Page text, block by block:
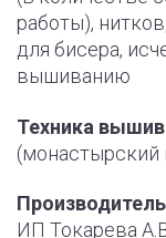
работы),
для бисера,
вышиванию
Техника
ИП Токарева